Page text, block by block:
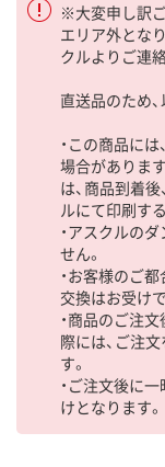
※大変申し訳
エリア外とな
クルよりご連
直送品のため
・この商品に
場合がありま
は、商品到着
ルにて印刷す
・アスクルの
せん。
・お客様のご
交換はお受け
・商品のご注
際には、ご注
す。
・ご注文後に
けとなります。